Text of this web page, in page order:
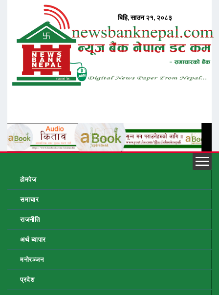
होमपेज
समाचार
राजनीति
अर्थ ब्यापार
मनोरञ्जन
प्रदेश